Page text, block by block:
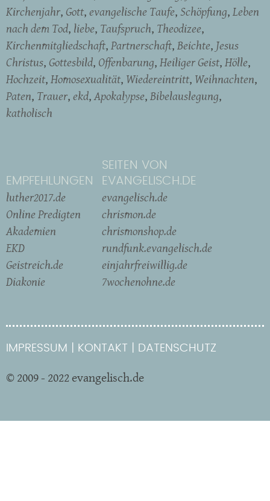
Kirchenjahr Gott evangelische Taufe Schöpfung Leben
nach dem Tod liebe Taufspruch Theodizee
Kirchenmitgliedschaft Partnerschaft Beichte Jesus
Christus Gottesbild Offenbarung Heiliger Geist Hölle
Hochzeit Homosexualität Wiedereintritt Weihnachten
Paten Trauer ekd Apokalypse Bibelauslegung
katholisch
EMPFEHLUNGEN
luther2017.de
Online Predigten
Akademien
EKD
Geistreich.de
Diakonie
SEITEN VON
EVANGELISCH.DE
evangelisch.de
chrismon.de
chrismonshop.de
rundfunk.evangelisch.de
einjahrfreiwillig.de
7wochenohne.de
IMPRESSUM KONTAKT DATENSCHUTZ
© 2009 - 2022 evangelisch.de